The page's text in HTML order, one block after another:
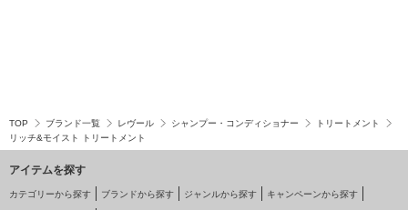
TOP ブランド一覧 レヴール シャンプー・コンディショナー
トリートメント
リッチ&モイスト トリートメント
アイテムを探す
カテゴリーから探す ブランドから探す ジャンルから探す キャンペーンから探す